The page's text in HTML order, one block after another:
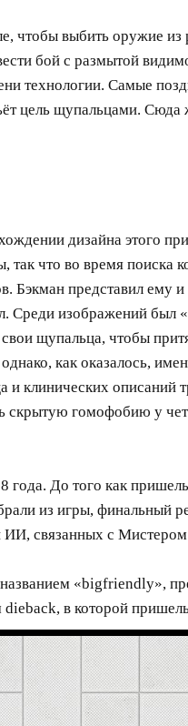
чтобы выбить оружие
бой с размытой
технологии. Самые
цель щупальцами.
дизайна этого
так что во время поиска
Бэкман представил
Среди изображений
щупальца, чтобы
как оказалось,
клинических
гомофобию у
года. До того как
из игры, финальный
ИИ, связанных с
«bigfriendly»,
в которой